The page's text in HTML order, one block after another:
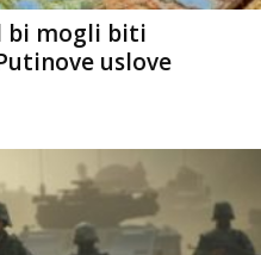
bi mogli biti
uslove